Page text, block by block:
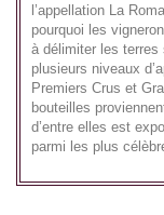
l’appellation La
pourquoi les
à délimiter les terres
plusieurs niveaux
Premiers Crus et
bouteilles
d’entre elles est
parmi les plus